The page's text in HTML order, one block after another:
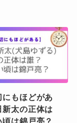
にもほどがあ
新太の正体は
は錦戸亮？